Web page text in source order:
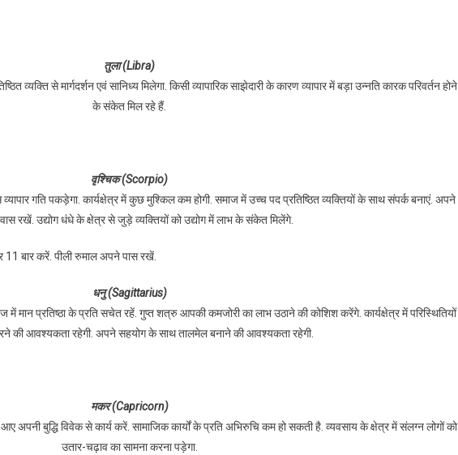
तुला (Libra)
व्यक्ति से मार्गदर्शन एवं सानिध्य मिलेगा. किसी व्यापारिक साझेदारी के कारण व्यापार में बड़ा उन्नति कारक परिवर्तन होने
के संकेत मिल रहे हैं.
वृश्चिक (Scorpio)
गति पकड़ेगा. कार्यक्षेत्र में कुछ मुश्किल कम होगी. समाज में उच्च पद प्रतिष्ठित व्यक्तियों के साथ संपर्क बनाएं. अपने
रखें. उद्योग धंधे के क्षेत्र से जुड़े व्यक्तियों को उद्योग में लाभ के संकेत मिलेंगे.
11 बार करें. पीली रुमाल अपने पास रखें.
धनु (Sagittarius)
प्रतिष्ठा के प्रति सचेत रहें. गुप्त शत्रु आपकी कमजोरी का लाभ उठाने की कोशिश करेंगे. कार्यक्षेत्र में परिस्थितियों
की आवश्यकता रहेगी. अपने सहयोग के साथ तालमेल बनाने की आवश्यकता रहेगी.
मकर (Capricorn)
अपनी बुद्धि विवेक से कार्य करें. सामाजिक कार्यों के प्रति अभिरुचि कम हो सकती है. व्यवसाय के क्षेत्र में संलग्न लोगों को
उतार-चढ़ाव का सामना करना पड़ेगा.